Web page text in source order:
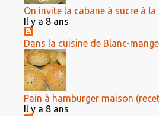
On invite la cabane à sucre à la
Il y a 8 ans
Dans la cuisine de Blanc-
Pain à hamburger maison
Il y a 8 ans